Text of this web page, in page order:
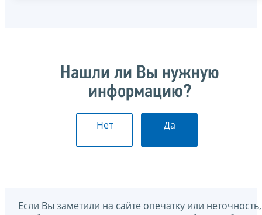
Нашли ли Вы нужную
информацию?
Нет Да
Если Вы заметили на сайте опечатку или неточность,